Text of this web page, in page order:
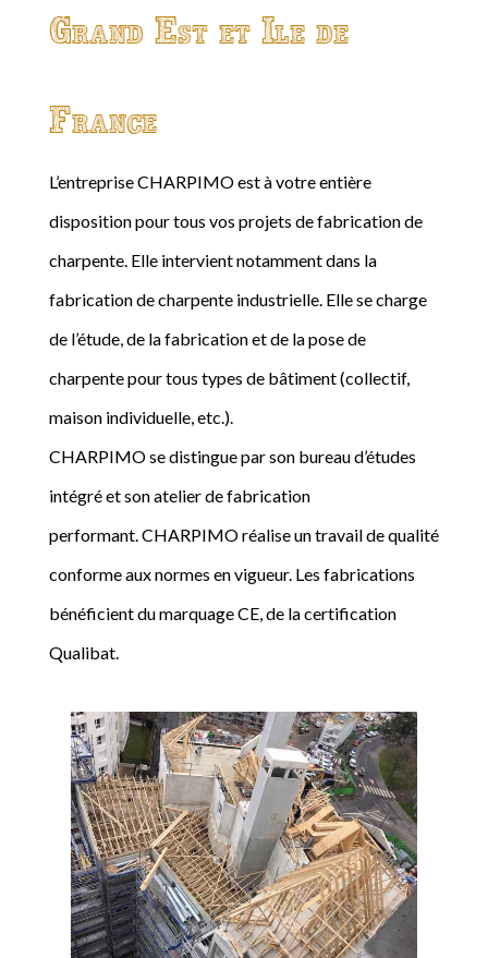
Grand Est et Ile de
France
L’entreprise CHARPIMO est à votre entière
disposition pour tous vos projets de fabrication de
charpente. Elle intervient notamment dans la
fabrication de charpente industrielle. Elle se charge
de l’étude, de la fabrication et de la pose de
charpente pour tous types de bâtiment (collectif,
maison individuelle, etc.).
CHARPIMO se distingue par son bureau d’études
intégré et son atelier de fabrication
performant. CHARPIMO réalise un travail de qualité
conforme aux normes en vigueur. Les fabrications
bénéficient du marquage CE, de la certification
Qualibat.